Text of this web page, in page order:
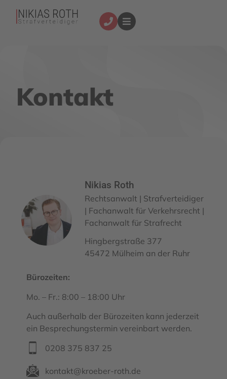
Kontakt
Nikias Roth
Rechtsanwalt | Strafverteidiger
| Fachanwalt für Verkehrsrecht |
Fachanwalt für Strafrecht
Hingbergstraße 377
45472 Mülheim an der Ruhr
Bürozeiten:
Mo. – Fr.: 8:00 – 18:00 Uhr
Auch außerhalb der Bürozeiten kann jederzeit
ein Besprechungstermin vereinbart werden.
0208 375 837 25
kontakt@kroeber-roth.de